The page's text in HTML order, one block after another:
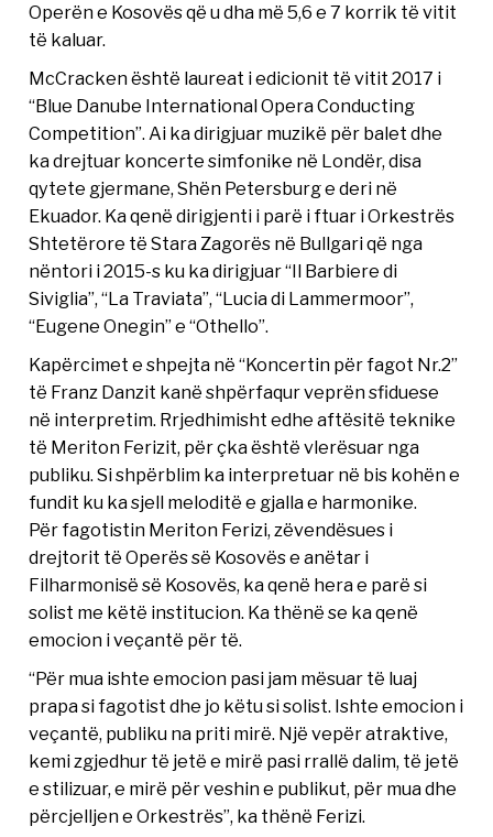
Operën e Kosovës që u dha më 5,6 e 7 korrik të vitit
të kaluar.
McCracken është laureat i edicionit të vitit 2017 i
“Blue Danube International Opera Conducting
Competition”. Ai ka dirigjuar muzikë për balet dhe
ka drejtuar koncerte simfonike në Londër, disa
qytete gjermane, Shën Petersburg e deri në
Ekuador. Ka qenë dirigjenti i parë i ftuar i Orkestrës
Shtetërore të Stara Zagorës në Bullgari që nga
nëntori i 2015-s ku ka dirigjuar “Il Barbiere di
Siviglia”, “La Traviata”, “Lucia di Lammermoor”,
“Eugene Onegin” e “Othello”.
Kapërcimet e shpejta në “Koncertin për fagot Nr.2”
të Franz Danzit kanë shpërfaqur veprën sfiduese
në interpretim. Rrjedhimisht edhe aftësitë teknike
të Meriton Ferizit, për çka është vlerësuar nga
publiku. Si shpërblim ka interpretuar në bis kohën e
fundit ku ka sjell meloditë e gjalla e harmonike.
Për fagotistin Meriton Ferizi, zëvendësues i
drejtorit të Operës së Kosovës e anëtar i
Filharmonisë së Kosovës, ka qenë hera e parë si
solist me këtë institucion. Ka thënë se ka qenë
emocion i veçantë për të.
“Për mua ishte emocion pasi jam mësuar të luaj
prapa si fagotist dhe jo këtu si solist. Ishte emocion i
veçantë, publiku na priti mirë. Një vepër atraktive,
kemi zgjedhur të jetë e mirë pasi rrallë dalim, të jetë
e stilizuar, e mirë për veshin e publikut, për mua dhe
përcjelljen e Orkestrës”, ka thënë Ferizi.